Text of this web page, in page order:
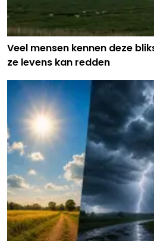
Veel mensen kennen deze
ze levens kan redden